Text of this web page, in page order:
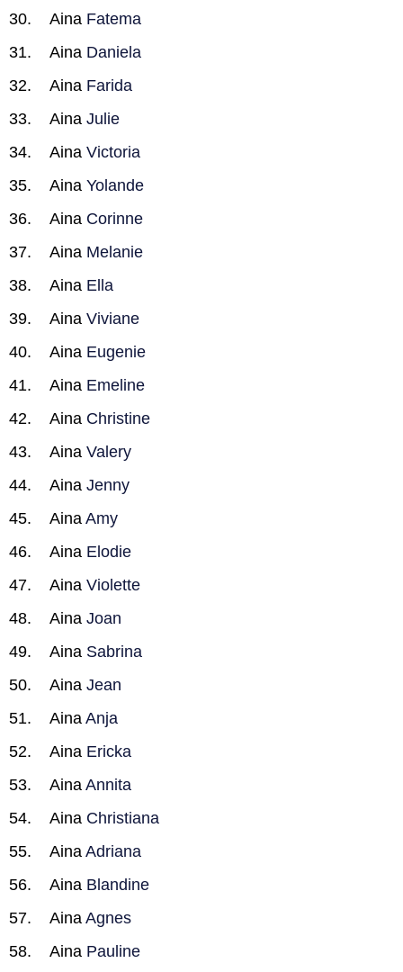
Aina Fatema
Aina Daniela
Aina Farida
Aina Julie
Aina Victoria
Aina Yolande
Aina Corinne
Aina Melanie
Aina Ella
Aina Viviane
Aina Eugenie
Aina Emeline
Aina Christine
Aina Valery
Aina Jenny
Aina Amy
Aina Elodie
Aina Violette
Aina Joan
Aina Sabrina
Aina Jean
Aina Anja
Aina Ericka
Aina Annita
Aina Christiana
Aina Adriana
Aina Blandine
Aina Agnes
Aina Pauline